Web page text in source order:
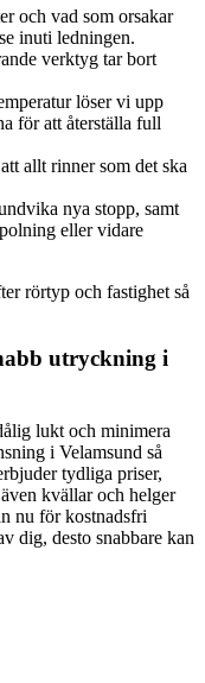
och vad som orsakar
inuti ledningen.
verktyg tar bort
löser vi upp
för att återställa full
allt rinner som det ska
nya stopp, samt
eller vidare
rörtyp och fastighet så
utryckning i
lukt och minimera
i Velamsund så
tydliga priser,
kvällar och helger
nu för kostnadsfri
dig, desto snabbare kan